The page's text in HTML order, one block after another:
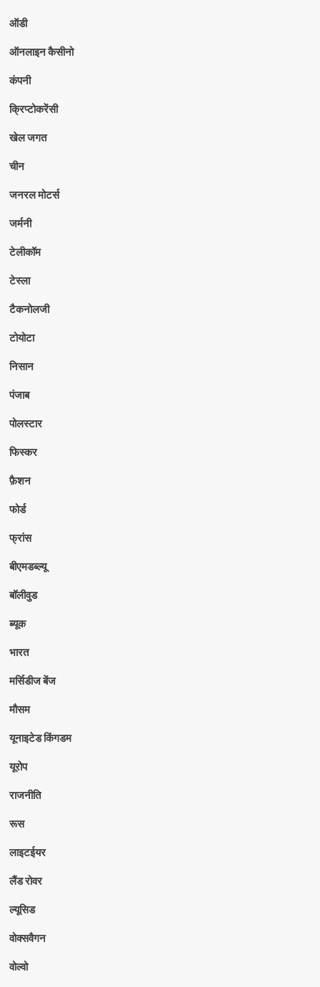
ऑडी
ऑनलाइन कैसीनो
कंपनी
क्रिप्टोकरेंसी
खेल जगत
चीन
जनरल मोटर्स
जर्मनी
टेलीकॉम
टेस्ला
टैकनोलजी
टोयोटा
निसान
पंजाब
पोलस्टार
फिस्कर
फ़ैशन
फोर्ड
फ्रांस
बीएमडब्ल्यू
बॉलीवुड
ब्यूक
भारत
मर्सिडीज बेंज
मौसम
यूनाइटेड किंगडम
यूरोप
राजनीति
रूस
लाइटईयर
लैंड रोवर
ल्यूसिड
वोक्सवैगन
वोल्वो